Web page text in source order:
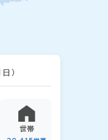
）
世帯